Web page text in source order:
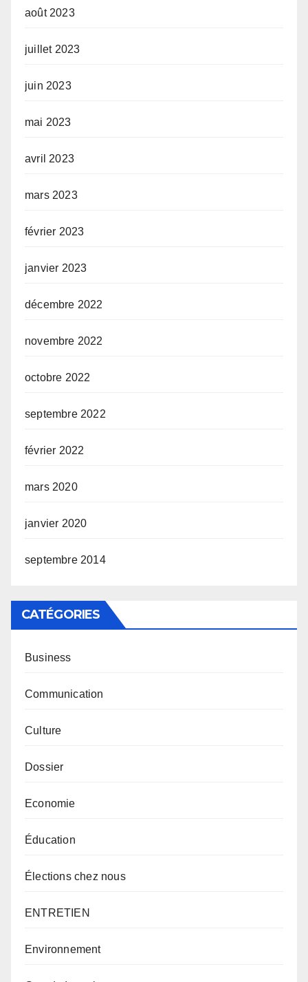
août 2023
juillet 2023
juin 2023
mai 2023
avril 2023
mars 2023
février 2023
janvier 2023
décembre 2022
novembre 2022
octobre 2022
septembre 2022
février 2022
mars 2020
janvier 2020
septembre 2014
CATÉGORIES
Business
Communication
Culture
Dossier
Economie
Éducation
Élections chez nous
ENTRETIEN
Environnement